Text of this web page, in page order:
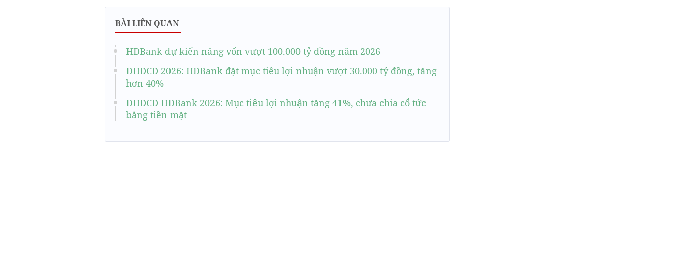
BÀI LIÊN QUAN
HDBank dự kiến nâng vốn vượt 100.000 tỷ đồng năm 2026
ĐHĐCĐ 2026: HDBank đặt mục tiêu lợi nhuận vượt 30.000 tỷ đồng, tăng
hơn 40%
ĐHĐCĐ HDBank 2026: Mục tiêu lợi nhuận tăng 41%, chưa chia cổ tức
bằng tiền mặt